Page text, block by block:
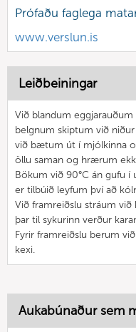
Prófaðu faglega
www.verslun.is
Leiðbeiningar
Við blandum
belgnum skiptum við
við bætum út í mjólkinna
öllu saman og hrærum
Bökum við 90°C án gufu í
er tilbúið leyfum því að
Við framreiðslu stráum
þar til sykurinn verður
Fyrir framreiðslu berum
kexi.
Aukabúnaður sem